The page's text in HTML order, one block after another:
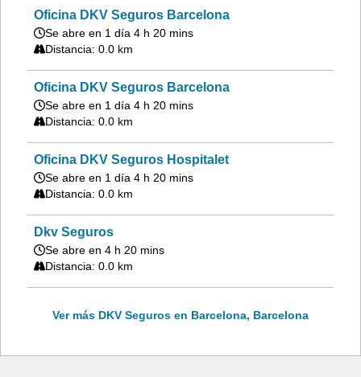
Oficina DKV Seguros Barcelona
Se abre en 1 día 4 h 20 mins
Distancia: 0.0 km
Oficina DKV Seguros Barcelona
Se abre en 1 día 4 h 20 mins
Distancia: 0.0 km
Oficina DKV Seguros Hospitalet
Se abre en 1 día 4 h 20 mins
Distancia: 0.0 km
Dkv Seguros
Se abre en 4 h 20 mins
Distancia: 0.0 km
Ver más DKV Seguros en Barcelona, Barcelona